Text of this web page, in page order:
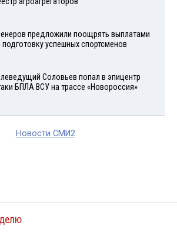
предложили поощрять выплатами
подготовку успешных спортсменов
Соловьев попал в эпицентр
БПЛА ВСУ на трассе «Новороссия»
Новости СМИ2